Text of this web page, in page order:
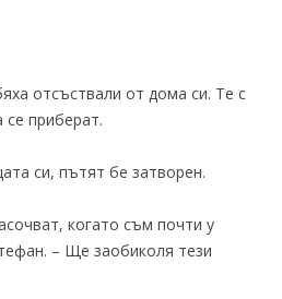
отсъствали от дома си. Те с
се приберат.
си, пътят бе затворен.
когато съм почти у
– Ще заобиколя тези